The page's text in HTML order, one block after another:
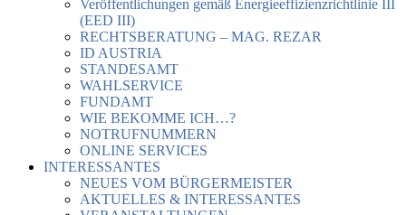
Veröffentlichungen gemäß Energieeffizienzrichtlinie III
(EED III)
RECHTSBERATUNG – MAG. REZAR
ID AUSTRIA
STANDESAMT
WAHLSERVICE
FUNDAMT
WIE BEKOMME ICH…?
NOTRUFNUMMERN
ONLINE SERVICES
INTERESSANTES
NEUES VOM BÜRGERMEISTER
AKTUELLES & INTERESSANTES